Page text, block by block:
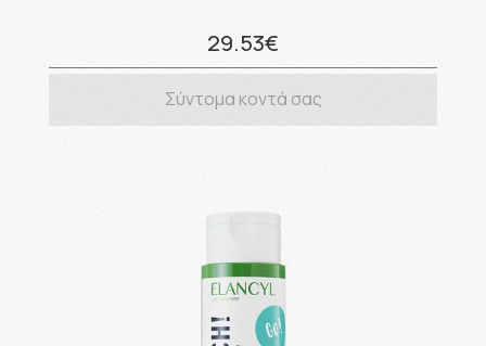
29.53€
Σύντομα κοντά σας